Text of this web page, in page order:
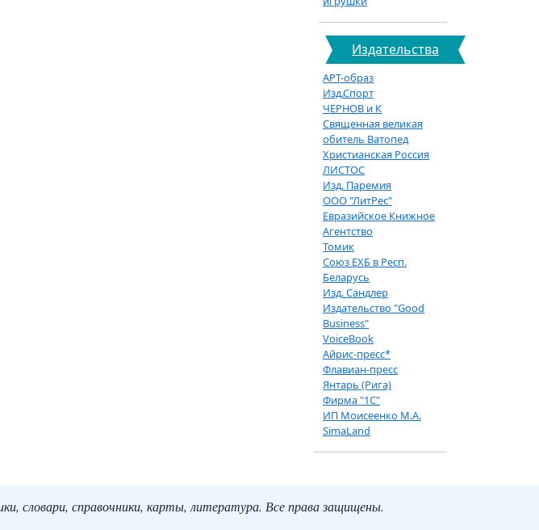
Издательства
АРТ-образ
Изд.Спорт
ЧЕРНОВ и К
Священная великая
обитель Ватопед
Христианская Россия
ЛИСТОС
Изд. Паремия
ООО "ЛитРес"
Евразийское Книжное
Агентство
Томик
Союз ЕХБ в Респ.
Беларусь
Изд. Сандлер
Издательство "Good
Business"
VoiceBook
Айрис-пресс*
Флавиан-пресс
Янтарь (Рига)
Фирма "1С"
ИП Моисеенко М.А.
SimaLand
словари, справочники, карты, литература. Все права защищены.